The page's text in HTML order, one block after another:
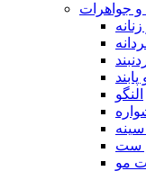
و جواهرات
النگو
ست
مو